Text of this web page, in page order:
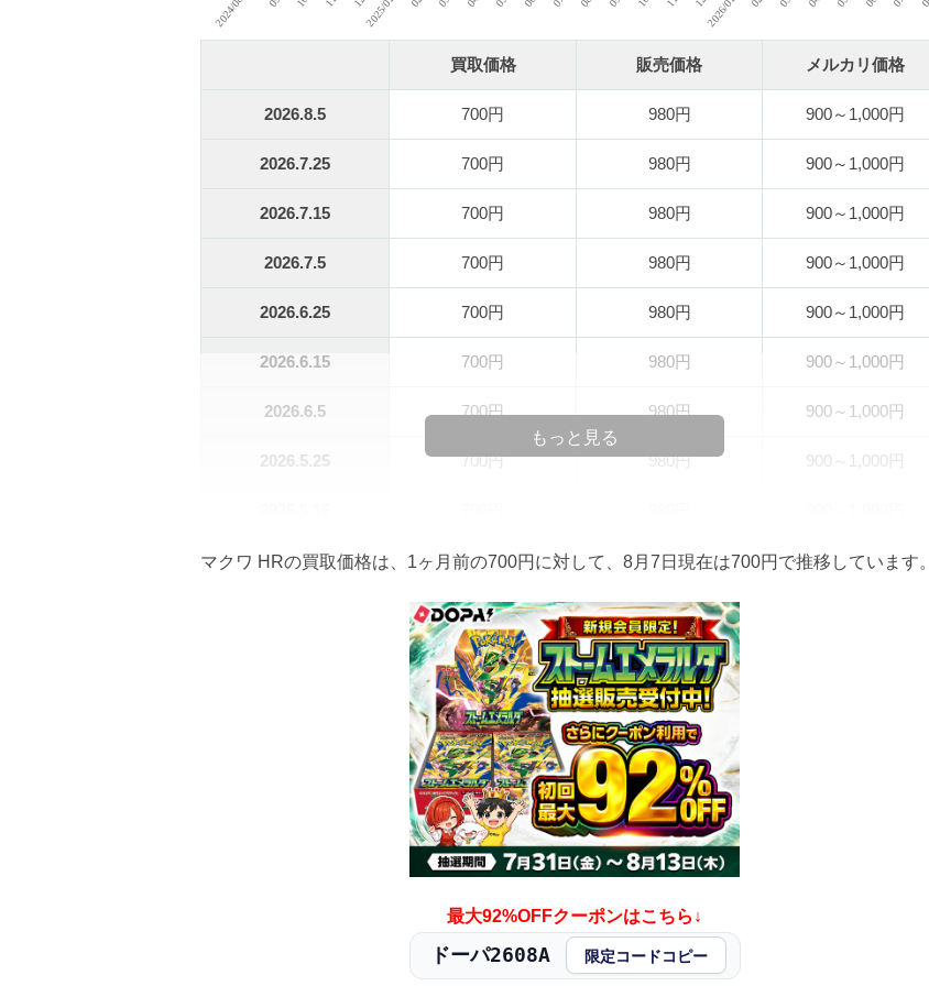
買取価格 販売価格 メルカリ価格
2026.8.5 700円 980円 900～1,000円
2026.7.25 700円 980円 900～1,000円
2026.7.15 700円 980円 900～1,000円
2026.7.5 700円 980円 900～1,000円
2026.6.25 700円 980円 900～1,000円
2026.6.15 700円 980円 900～1,000円
2026.6.5 700円 980円 900～1,000円
2026.5.25 700円 980円 900～1,000円
2026.5.5 700円 980円 900～1,000円
700円 980円
700円 980円
700円 980円
700円 980円
700円 980円
700円 980円
700円 980円
700円 980円
もっと見る
マクワ HRの買取価格は、1ヶ月前の700円に対して、8月7日現在は700円で推移しています。
最大92%OFFクーポンはこちら↓
ドーパ2608A 限定コードコピー